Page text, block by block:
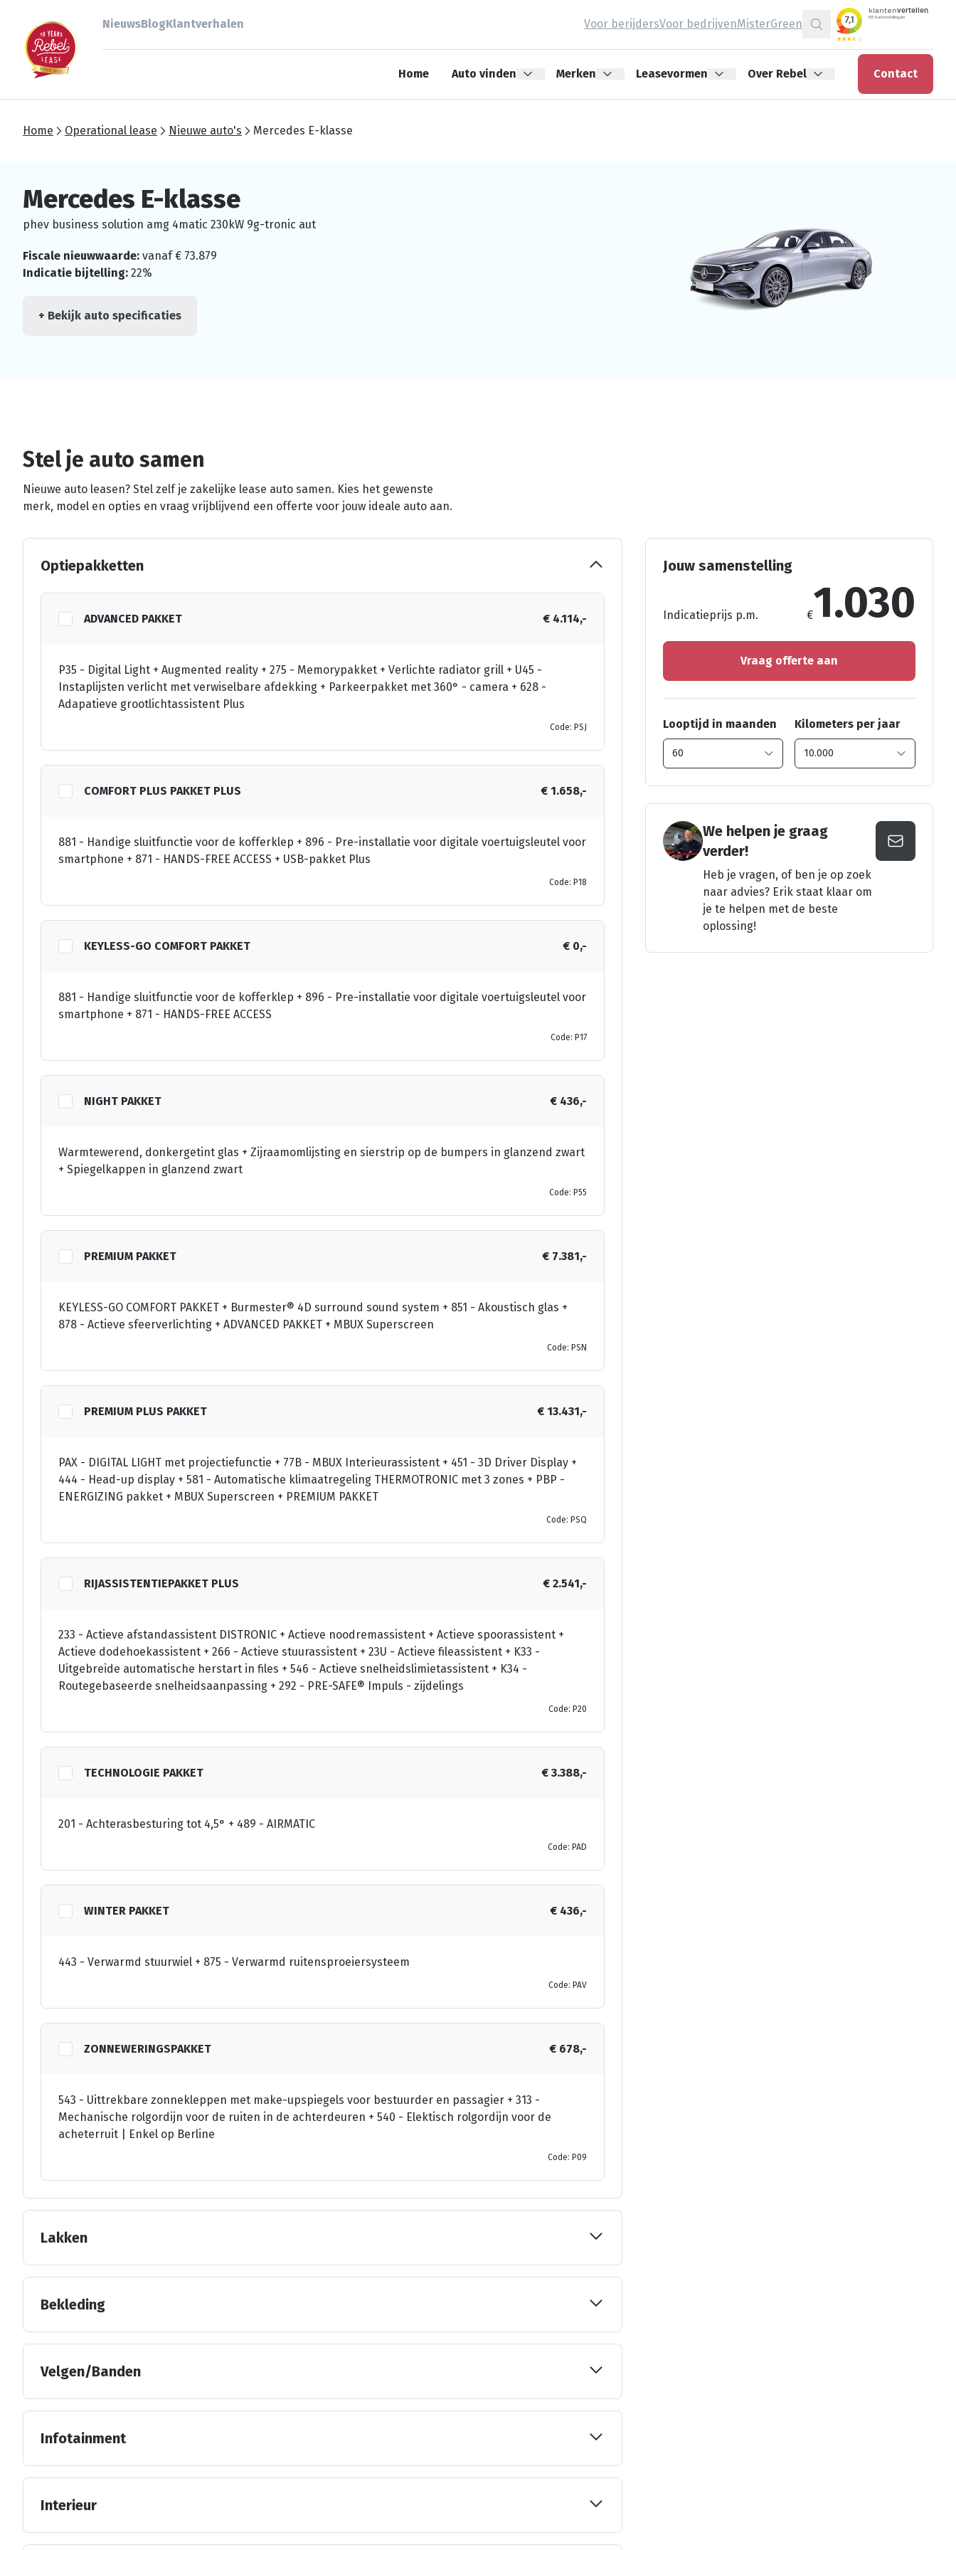
NieuwsBlogKlantverhalen Voor berijdersVoor bedrijvenMisterGreen
Zoeken
Home Auto vinden Merken Leasevormen Over Rebel Contact
Home Operational lease Nieuwe auto's Mercedes E-klasse
Mercedes E-klasse
phev business solution amg 4matic 230kW 9g-tronic aut
Fiscale nieuwwaarde: vanaf € 73.879
Indicatie bijtelling: 22%
+ Bekijk auto specificaties
Stel je auto samen
Nieuwe auto leasen? Stel zelf je zakelijke lease auto samen. Kies het gewenste
merk, model en opties en vraag vrijblijvend een offerte voor jouw ideale auto aan.
Optiepakketten
ADVANCED PAKKET € 4.114,-
P35 - Digital Light + Augmented reality + 275 - Memorypakket + Verlichte radiator grill + U45 -
Instaplijsten verlicht met verwiselbare afdekking + Parkeerpakket met 360° - camera + 628 -
Adapatieve grootlichtassistent Plus
Code: PSJ
COMFORT PLUS PAKKET PLUS € 1.658,-
881 - Handige sluitfunctie voor de kofferklep + 896 - Pre-installatie voor digitale voertuigsleutel voor
smartphone + 871 - HANDS-FREE ACCESS + USB-pakket Plus
Code: P18
KEYLESS-GO COMFORT PAKKET € 0,-
881 - Handige sluitfunctie voor de kofferklep + 896 - Pre-installatie voor digitale voertuigsleutel voor
smartphone + 871 - HANDS-FREE ACCESS
Code: P17
NIGHT PAKKET € 436,-
Warmtewerend, donkergetint glas + Zijraamomlijsting en sierstrip op de bumpers in glanzend zwart
+ Spiegelkappen in glanzend zwart
Code: P55
PREMIUM PAKKET € 7.381,-
KEYLESS-GO COMFORT PAKKET + Burmester® 4D surround sound system + 851 - Akoustisch glas +
878 - Actieve sfeerverlichting + ADVANCED PAKKET + MBUX Superscreen
Code: PSN
PREMIUM PLUS PAKKET € 13.431,-
PAX - DIGITAL LIGHT met projectiefunctie + 77B - MBUX Interieurassistent + 451 - 3D Driver Display +
444 - Head-up display + 581 - Automatische klimaatregeling THERMOTRONIC met 3 zones + PBP -
ENERGIZING pakket + MBUX Superscreen + PREMIUM PAKKET
Code: PSQ
RIJASSISTENTIEPAKKET PLUS € 2.541,-
233 - Actieve afstandassistent DISTRONIC + Actieve noodremassistent + Actieve spoorassistent +
Actieve dodehoekassistent + 266 - Actieve stuurassistent + 23U - Actieve fileassistent + K33 -
Uitgebreide automatische herstart in files + 546 - Actieve snelheidslimietassistent + K34 -
Routegebaseerde snelheidsaanpassing + 292 - PRE-SAFE® Impuls - zijdelings
Code: P20
TECHNOLOGIE PAKKET € 3.388,-
201 - Achterasbesturing tot 4,5° + 489 - AIRMATIC
Code: PAD
WINTER PAKKET € 436,-
443 - Verwarmd stuurwiel + 875 - Verwarmd ruitensproeiersysteem
Code: PAV
ZONNEWERINGSPAKKET € 678,-
543 - Uittrekbare zonnekleppen met make-upspiegels voor bestuurder en passagier + 313 -
Mechanische rolgordijn voor de ruiten in de achterdeuren + 540 - Elektisch rolgordijn voor de
acheterruit | Enkel op Berline
Code: P09
Lakken
Bekleding
Velgen/Banden
Infotainment
Interieur
Jouw samenstelling
Indicatieprijs p.m. €1.030
Vraag offerte aan
Looptijd in maanden Kilometers per jaar
We helpen je graag
verder!
Heb je vragen, of ben je op zoek
naar advies? Erik staat klaar om
je te helpen met de beste
oplossing!